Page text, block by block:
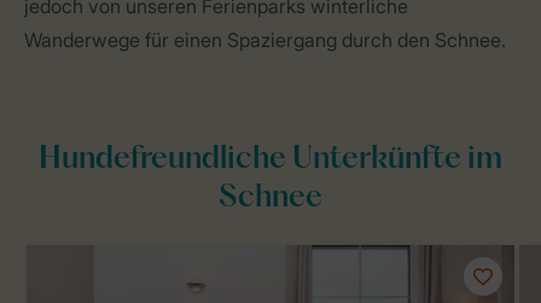
jedoch von unseren Ferienparks winterliche
Wanderwege für einen Spaziergang durch den Schnee.